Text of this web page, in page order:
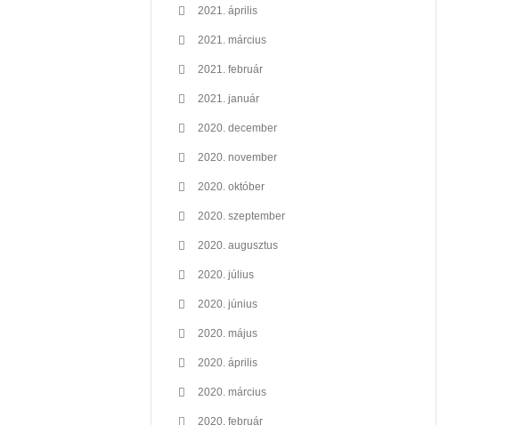
2021. április
2021. március
2021. február
2021. január
2020. december
2020. november
2020. október
2020. szeptember
2020. augusztus
2020. július
2020. június
2020. május
2020. április
2020. március
2020. február